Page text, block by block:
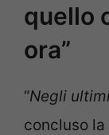
quello
ora”
“Negli
concluso la